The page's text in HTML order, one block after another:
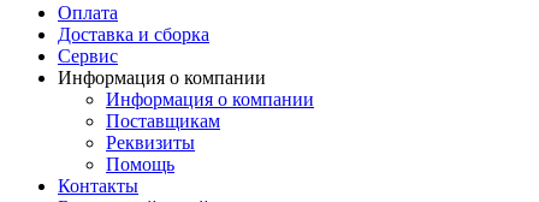
Оплата
Доставка и сборка
Сервис
Информация о компании
Информация о компании
Поставщикам
Реквизиты
Помощь
Контакты